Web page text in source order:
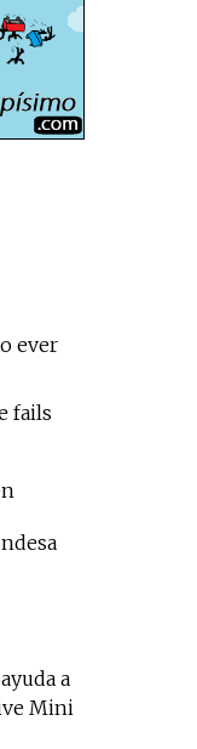
ever
fails
a
Mini